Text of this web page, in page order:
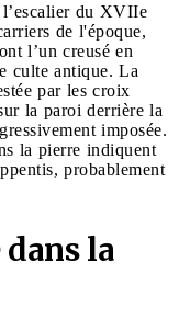
l’escalier du XVIIe
de l'époque,
l’un creusé en
culte antique. La
par les croix
la paroi derrière la
imposée.
la pierre indiquent
probablement
la